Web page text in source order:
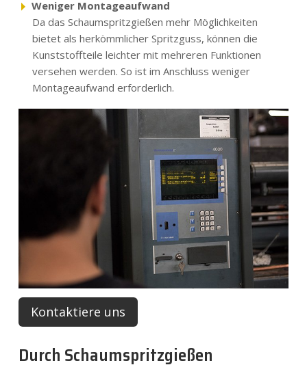
Weniger Montageaufwand
Da das Schaumspritzgießen mehr Möglichkeiten
bietet als herkömmlicher Spritzguss, können die
Kunststoffteile leichter mit mehreren Funktionen
versehen werden. So ist im Anschluss weniger
Montageaufwand erforderlich.
Kontaktiere uns
Durch Schaumspritzgießen